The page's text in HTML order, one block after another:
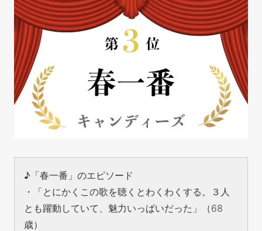
♪「春一番」のエピソード
・「とにかくこの歌を聴くとわくわくする。３人
とも躍動していて、魅力いっぱいだった」（68
歳）